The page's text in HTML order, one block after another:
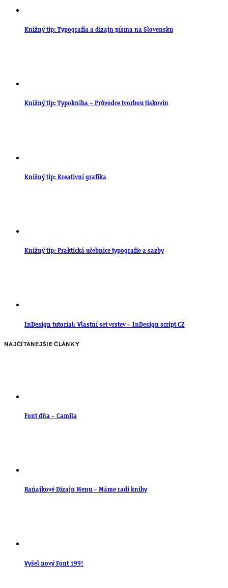
Knižný tip: Typografia a dizajn písma na Slovensku
Knižný tip: Typokniha – Průvodce tvorbou tiskovin
Knižný tip: Kreativní grafika
Knižný tip: Praktická učebnice typografie a sazby
InDesign tutorial: Vlastní set vrstev – InDesign script CZ
NAJČÍTANEJŠIE ČLÁNKY
Font dňa – Camila
Raňajkové Dizajn Menu – Máme radi knihy
Vyšel nový Font 199!